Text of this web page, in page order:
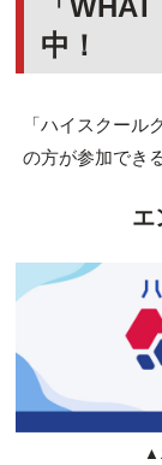
「
中！
「ハイスクール
の方が参加でき
エ
▲